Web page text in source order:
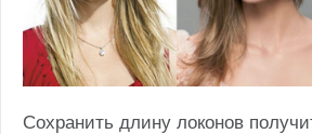
Сохранить длину локонов